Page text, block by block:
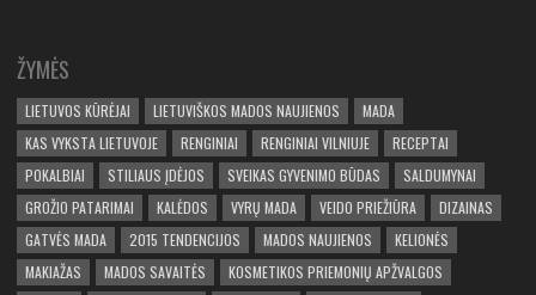
ŽYMĖS
LIETUVOS KŪRĖJAI LIETUVIŠKOS MADOS NAUJIENOS
MADA
KAS VYKSTA LIETUVOJE
RENGINIAI RENGINIAI VILNIUJE
RECEPTAI
POKALBIAI
STILIAUS ĮDĖJOS SVEIKAS GYVENIMO BŪDAS
SALDUMYNAI
GROŽIO PATARIMAI
KALĖDOS VYRŲ MADA VEIDO PRIEŽIŪRA
DIZAINAS
GATVĖS MADA
2015 TENDENCIJOS MADOS NAUJIENOS
KELIONĖS
MAKIAŽAS
MADOS SAVAITĖS
KOSMETIKOS PRIEMONIŲ APŽVALGOS